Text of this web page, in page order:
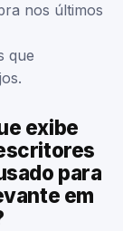
nos últimos
que
exibe
para
em